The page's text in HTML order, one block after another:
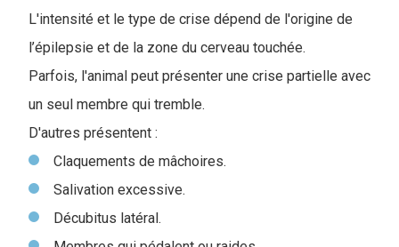
L'intensité et le type de crise dépend de l'origine de
l’épilepsie et de la zone du cerveau touchée.
Parfois, l'animal peut présenter une crise partielle avec
un seul membre qui tremble.
D'autres présentent :
Claquements de mâchoires.
Salivation excessive.
Décubitus latéral.